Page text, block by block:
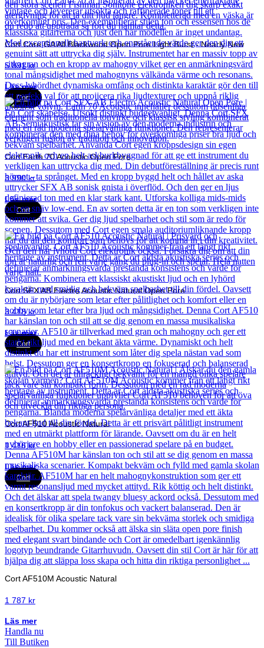
Cort Core GA All Blackwood Open Pore Light Burst - Nearly New
5 891kr
Läs mer
Cort
Cort Earth 70 Acoustic Open Pore
3 990kr
Läs mer
Cort
Cort SFX AB Electro Acoustic Natural Open Pore
3 418kr
Läs mer
Cort
Cort AF510 Acoustic Natural
1 416kr
Läs mer
Cort
Cort AF510M Acoustic Natural
1 787 kr
Läs mer
Handla nu
Till Butiken